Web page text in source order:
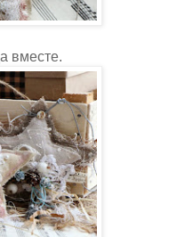
вместе.